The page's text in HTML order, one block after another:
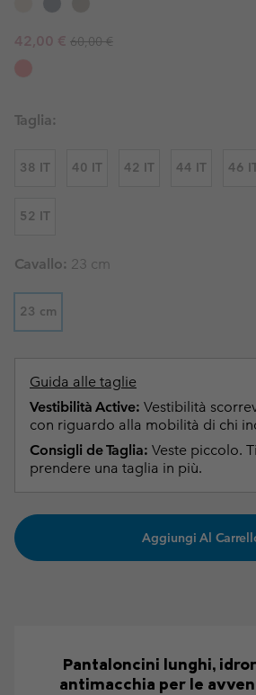
Sale price:
42,00 € Regular price:
60,00 €
Taglia:
38 IT 40 IT 42 IT 44 IT 46
52 IT
Cavallo: 23 cm
23 cm
Guida alle taglie
Vestibilità Active: Vestibilità
con riguardo alla mobilità di chi
Consigli de Taglia: Veste piccolo.
prendere una taglia in più.
Aggiungi Al
Pantaloncini lunghi,
antimacchia per le